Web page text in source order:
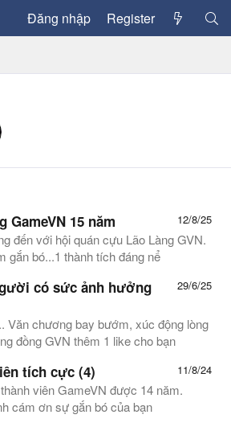
Đăng nhập Register
12/8/25
GameVN 15 năm
đến với hội quán cựu Lão Làng GVN.
gắn bó...1 thành tích đáng nể
29/6/25
có sức ảnh hưởng
Văn chương bay bướm, xúc động lòng
đồng GVN thêm 1 like cho bạn
11/8/24
tích cực (4)
viên GameVN được 14 năm.
cám ơn sự gắn bó của bạn